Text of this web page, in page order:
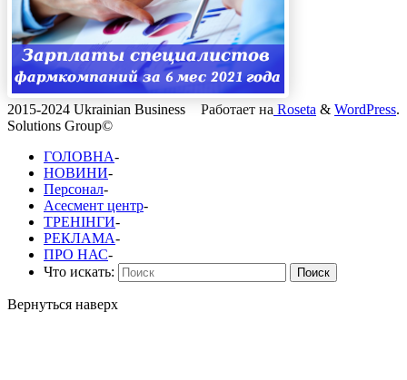
Работает на Roseta & WordPress.
2015-2024 Ukrainian Business
Solutions Group©
ГОЛОВНА-
НОВИНИ-
Персонал-
Асесмент центр-
ТРЕНІНГИ-
РЕКЛАМА-
ПРО НАС-
Что искать:
Поиск
Вернуться наверх